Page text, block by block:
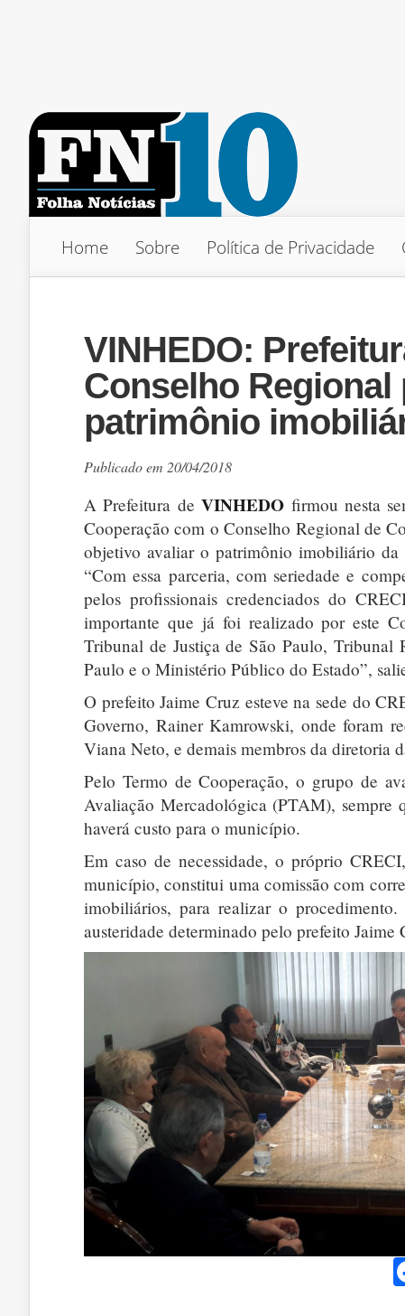
Home Sobre Política de Privacidade
VINHEDO:
Conselho Regional
patrimônio
Publicado em 20/04/2018
A Prefeitura deVINHEDO firmou nesta
Cooperação com o Conselho Regional de
objetivo avaliar o patrimônio imobiliário da
“Com essa parceria, com seriedade e
pelos profissionais credenciados do
importante que já foi realizado por este
Tribunal de Justiça de São Paulo,
Paulo e o Ministério Público do Estado”,
O prefeito Jaime Cruz esteve na sede do
Governo, Rainer Kamrowski, onde foram
Viana Neto, e demais membros da diretoria
Pelo Termo de Cooperação, o grupo de
Avaliação Mercadológica (PTAM), sempre
haverá custo para o município.
Em caso de necessidade, o próprio
município, constitui uma comissão com
imobiliários, para realizar o
austeridade determinado pelo prefeito Jaime